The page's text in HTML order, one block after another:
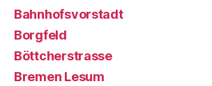
Bahnhofsvorstadt
Borgfeld
Böttcherstrasse
Bremen Lesum